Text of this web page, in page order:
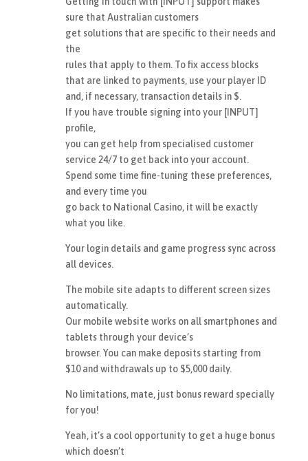
sure that Australian customers
get solutions that are specific to their needs and
the
rules that apply to them. To fix access blocks
that are linked to payments, use your player ID
and, if necessary, transaction details in $.
If you have trouble signing into your [INPUT]
profile,
you can get help from specialised customer
service 24/7 to get back into your account.
Spend some time fine-tuning these preferences,
and every time you
go back to National Casino, it will be exactly
what you like.
Your login details and game progress sync across
all devices.
The mobile site adapts to different screen sizes
automatically.
Our mobile website works on all smartphones and
tablets through your device’s
browser. You can make deposits starting from
$10 and withdrawals up to $5,000 daily.
No limitations, mate, just bonus reward specially
for you!
Yeah, it’s a cool opportunity to get a huge bonus
which doesn’t